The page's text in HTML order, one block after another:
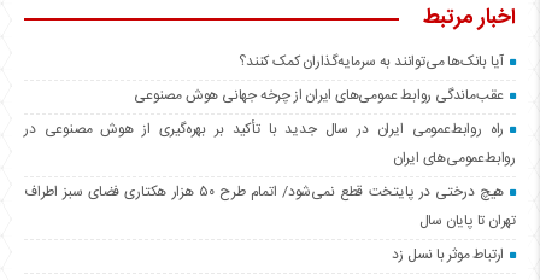
اخبار مرتبط
آیا بانک‌ها می‌توانند به سرمایه‌گذاران کمک کنند؟
عقب‌ماندگی روابط عمومی‌های ایران از چرخه جهانی هوش مصنوعی
راه روابط‌عمومی ایران در سال جدید با تأکید بر بهره‌گیری از هوش مصنوعی در
روابط‌عمومی‌های ایران
هیچ درختی در پایتخت قطع نمی‌شود/ اتمام طرح ۵۰ هزار هکتاری فضای سبز اطراف
تهران تا پایان سال
ارتباط موثر با نسل زد